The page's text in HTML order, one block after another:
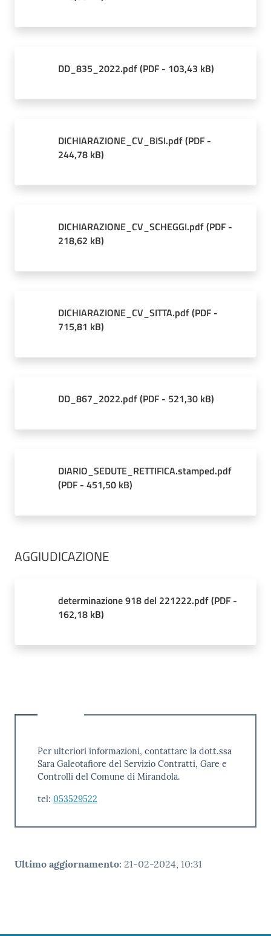
DD_835_2022.pdf(PDF - 103,43 kB)
DICHIARAZIONE_CV_BISI.pdf(PDF -
244,78 kB)
DICHIARAZIONE_CV_SCHEGGI.pdf(PDF -
218,62 kB)
DICHIARAZIONE_CV_SITTA.pdf(PDF -
715,81 kB)
DD_867_2022.pdf(PDF - 521,30 kB)
DIARIO_SEDUTE_RETTIFICA.stamped.pdf
(PDF - 451,50 kB)
AGGIUDICAZIONE
determinazione 918 del 221222.pdf(PDF -
162,18 kB)
Per ulteriori informazioni, contattare la dott.ssa
Sara Galeotafiore del Servizio Contratti, Gare e
Controlli del Comune di Mirandola.
tel: 053529522
Ultimo aggiornamento: 21-02-2024, 10:31